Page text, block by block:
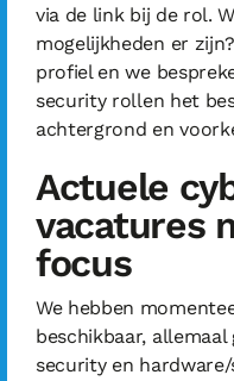
via de link bij de rol.
mogelijkheden er
profiel en we
security rollen het
achtergrond en
Actuele
vacatures
focus
We hebben
beschikbaar,
security en